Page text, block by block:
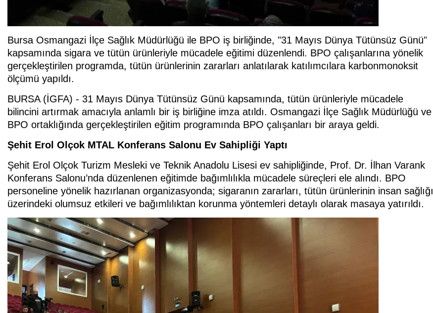
Bursa Osmangazi İlçe Sağlık Müdürlüğü ile BPO iş birliğinde, "31 Mayıs Dünya Tütünsüz Günü"
kapsamında sigara ve tütün ürünleriyle mücadele eğitimi düzenlendi. BPO çalışanlarına yönelik
gerçekleştirilen programda, tütün ürünlerinin zararları anlatılarak katılımcılara karbonmonoksit
ölçümü yapıldı.
BURSA (İGFA) - 31 Mayıs Dünya Tütünsüz Günü kapsamında, tütün ürünleriyle mücadele
bilincini artırmak amacıyla anlamlı bir iş birliğine imza atıldı. Osmangazi İlçe Sağlık Müdürlüğü ve
BPO ortaklığında gerçekleştirilen eğitim programında BPO çalışanları bir araya geldi.
Şehit Erol Olçok MTAL Konferans Salonu Ev Sahipliği Yaptı
Şehit Erol Olçok Turizm Mesleki ve Teknik Anadolu Lisesi ev sahipliğinde, Prof. Dr. İlhan Varank
Konferans Salonu’nda düzenlenen eğitimde bağımlılıkla mücadele süreçleri ele alındı. BPO
personeline yönelik hazırlanan organizasyonda; sigaranın zararları, tütün ürünlerinin insan sağlığı
üzerindeki olumsuz etkileri ve bağımlılıktan korunma yöntemleri detaylı olarak masaya yatırıldı.